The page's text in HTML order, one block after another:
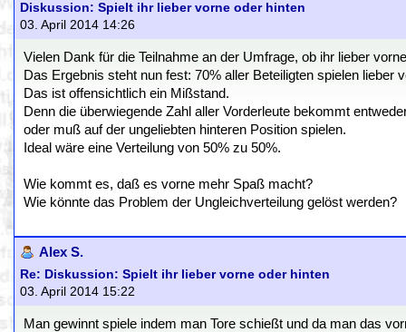
Diskussion: Spielt ihr lieber vorne oder hinten
03. April 2014 14:26
Vielen Dank für die Teilnahme an der Umfrage, ob ihr lieber
Das Ergebnis steht nun fest: 70% aller Beteiligten spielen lieber
Das ist offensichtlich ein Mißstand.
Denn die überwiegende Zahl aller Vorderleute bekommt
oder muß auf der ungeliebten hinteren Position spielen.
Ideal wäre eine Verteilung von 50% zu 50%.
Wie kommt es, daß es vorne mehr Spaß macht?
Wie könnte das Problem der Ungleichverteilung gelöst werden?
Alex S.
Re: Diskussion: Spielt ihr lieber vorne oder hinten
03. April 2014 15:22
Man gewinnt spiele indem man Tore schießt und da man das